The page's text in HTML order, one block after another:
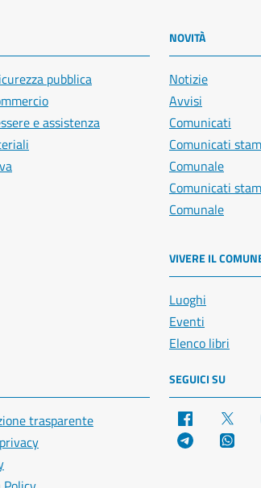
pubblica
e assistenza
NOVITÀ
Notizie
Avvisi
Comunicati
Comunicati
Comunale
Comunicati
Comunale
VIVERE IL
Luoghi
Eventi
Elenco libri
trasparente
SEGUICI SU
Facebook
Telegram